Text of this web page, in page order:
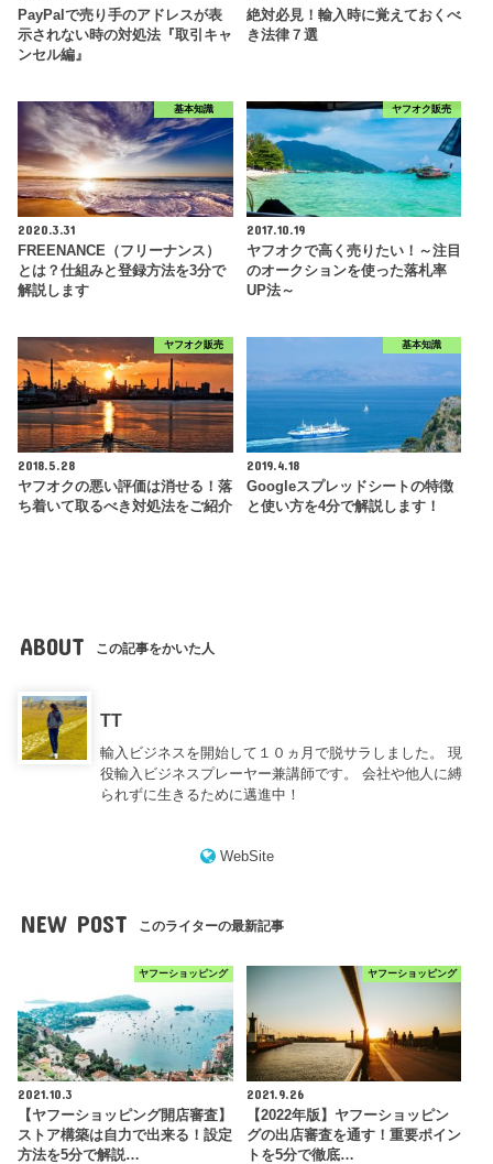
PayPalで売り手のアドレスが表
示されない時の対処法『取引キャ
ンセル編』
絶対必見！輸入時に覚えておくべ
き法律７選
基本知識
2020.3.31
FREENANCE（フリーナンス）
とは？仕組みと登録方法を3分で
解説します
ヤフオク販売
2017.10.19
ヤフオクで高く売りたい！～注目
のオークションを使った落札率
UP法～
ヤフオク販売
2018.5.28
ヤフオクの悪い評価は消せる！落
ち着いて取るべき対処法をご紹介
基本知識
2019.4.18
Googleスプレッドシートの特徴
と使い方を4分で解説します！
ABOUT この記事をかいた人
TT
輸入ビジネスを開始して１０ヵ月で脱サラしました。 現
役輸入ビジネスプレーヤー兼講師です。 会社や他人に縛
られずに生きるために邁進中！
WebSite
NEW POST このライターの最新記事
ヤフーショッピング
2021.10.3
【ヤフーショッピング開店審査】
ストア構築は自力で出来る！設定
方法を5分で解説…
ヤフーショッピング
2021.9.26
【2022年版】ヤフーショッピン
グの出店審査を通す！重要ポイン
トを5分で徹底…